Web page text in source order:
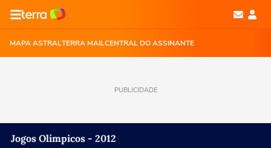
MAPA ASTRALTERRA MAILCENTRAL DO ASSINANTE
PUBLICIDADE
Jogos Olímpicos - 2012